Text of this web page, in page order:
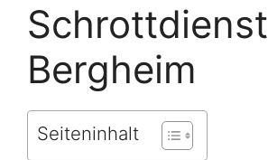
Schrottdienst
Bergheim
Seiteninhalt